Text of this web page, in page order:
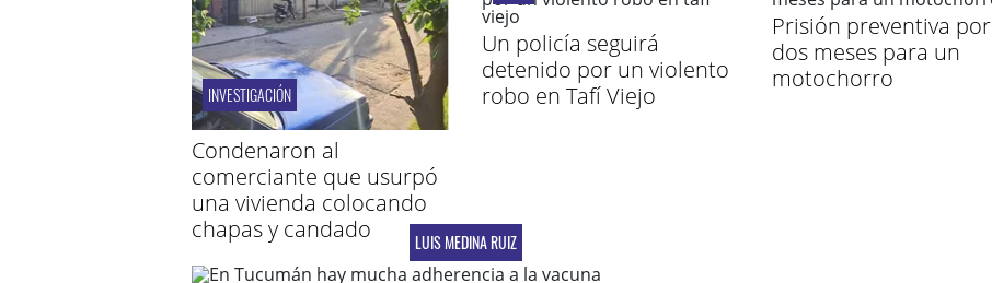
INVESTIGACIÓN
Condenaron al
comerciante que usurpó
una vivienda colocando
chapas y candado
Un policía seguirá
detenido por un violento
robo en Tafí Viejo
Prisión preventiva por
dos meses para un
motochorro
LUIS MEDINA RUIZ